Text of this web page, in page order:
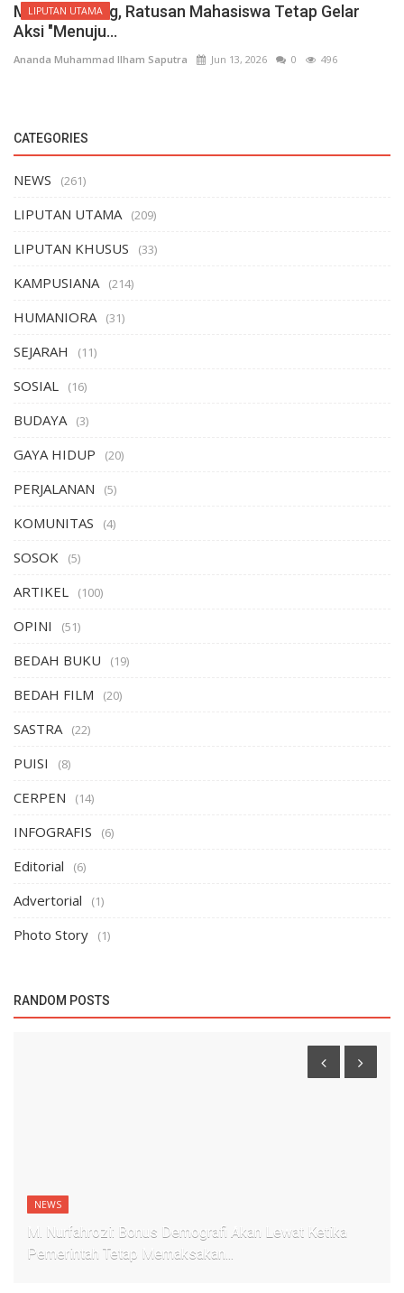
LIPUTAN UTAMA
Meski Diadang, Ratusan Mahasiswa Tetap Gelar
Aksi "Menuju...
Ananda Muhammad Ilham Saputra Jun 13, 2026 0 496
CATEGORIES
NEWS (261)
LIPUTAN UTAMA (209)
LIPUTAN KHUSUS (33)
KAMPUSIANA (214)
HUMANIORA (31)
SEJARAH (11)
SOSIAL (16)
BUDAYA (3)
GAYA HIDUP (20)
PERJALANAN (5)
KOMUNITAS (4)
SOSOK (5)
ARTIKEL (100)
OPINI (51)
BEDAH BUKU (19)
BEDAH FILM (20)
SASTRA (22)
PUISI (8)
CERPEN (14)
INFOGRAFIS (6)
Editorial (6)
Advertorial (1)
Photo Story (1)
RANDOM POSTS
NEWS
M. Nurfahrozi: Bonus Demografi Akan Lewat Ketika
Pemerintah Tetap Memaksakan...